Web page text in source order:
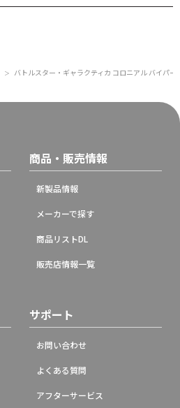
＞ バトルスター・ギャラクティカ コロニアル バイパー
商品・販売情報
新製品情報
メーカーで探す
商品リストDL
販売店情報一覧
サポート
お問い合わせ
よくある質問
アフターサービス